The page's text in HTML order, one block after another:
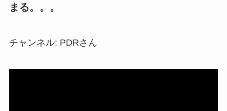
まる。。。
チャンネル: PDRさん